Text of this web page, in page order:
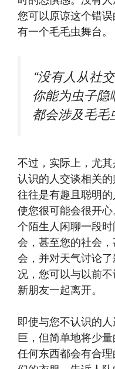
您可以原谅这个错
有一个毛毛虫舞台。
“没有人从社
你能为虫子隐
都会涉及毛毛
不过，实际上，尤
认识的人交谈相关
往往是有趣且聪明
使您很可能会很开
个陌生人闲聊一段
会，甚至您的社会
会，并对天气讨论
况，您可以与以前
新朋友一起离开。
即使与您不认识的
巨，但简单地将少
任何东西都会有合